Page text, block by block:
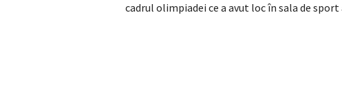
cadrul olimpiadei ce a avut loc în sala de